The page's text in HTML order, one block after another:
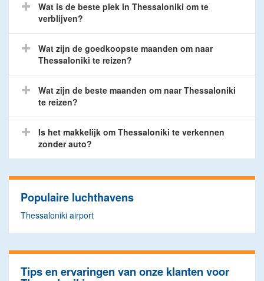
Wat is de beste plek in Thessaloniki om te
verblijven?
Wat zijn de goedkoopste maanden om naar
Thessaloniki te reizen?
Wat zijn de beste maanden om naar Thessaloniki
te reizen?
Is het makkelijk om Thessaloniki te verkennen
zonder auto?
Populaire luchthavens
Thessaloniki airport
Tips en ervaringen van onze klanten voor